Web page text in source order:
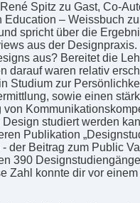
Spitz zu Gast, Co-
Education – Weissbuch
spricht über die
aus der Designpraxis.
aus? Bereitet die
darauf waren relativ
Studium zur
sowie einen
von
studiert werden
Publikation
der Beitrag zum Public
390
Zahl konnte dir vor